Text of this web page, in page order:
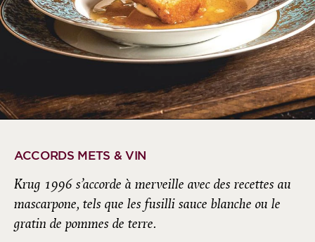
ACCORDS METS & VIN
Krug 1996 s’accorde à merveille avec des recettes au
mascarpone, tels que les fusilli sauce blanche ou le
gratin de pommes de terre.